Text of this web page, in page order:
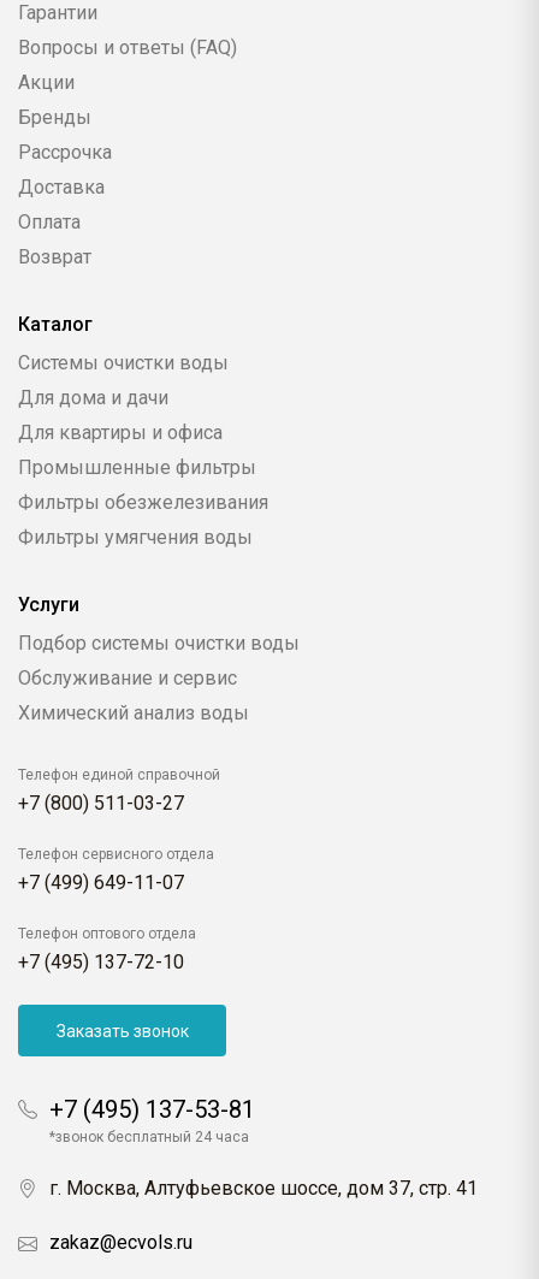
Гарантии
Вопросы и ответы (FAQ)
Акции
Бренды
Рассрочка
Доставка
Оплата
Возврат
Каталог
Системы очистки воды
Для дома и дачи
Для квартиры и офиса
Промышленные фильтры
Фильтры обезжелезивания
Фильтры умягчения воды
Услуги
Подбор системы очистки воды
Обслуживание и сервис
Химический анализ воды
Телефон единой справочной
+7 (800) 511-03-27
Телефон сервисного отдела
+7 (499) 649-11-07
Телефон оптового отдела
+7 (495) 137-72-10
Заказать звонок
+7 (495) 137-53-81
*звонок бесплатный 24 часа
г. Москва, Алтуфьевское шоссе, дом 37, стр. 41
zakaz@ecvols.ru